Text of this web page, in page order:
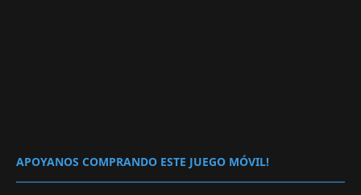
APOYANOS COMPRANDO ESTE JUEGO MÓVIL!